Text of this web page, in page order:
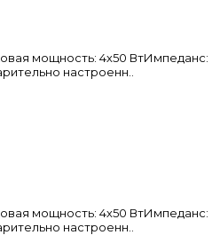
мощность: 4х50 ВтИмпеданс:
настроенн..
мощность: 4х50 ВтИмпеданс:
настроенн..